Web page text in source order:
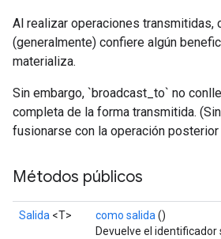
Al realizar operaciones transmitidas,
(generalmente) confiere algún
materializa.
Sin embargo, `broadcast_to` no
completa de la forma transmitida.
fusionarse con la operación
Métodos públicos
Salida <T> como salida ()
Devuelve el identificador